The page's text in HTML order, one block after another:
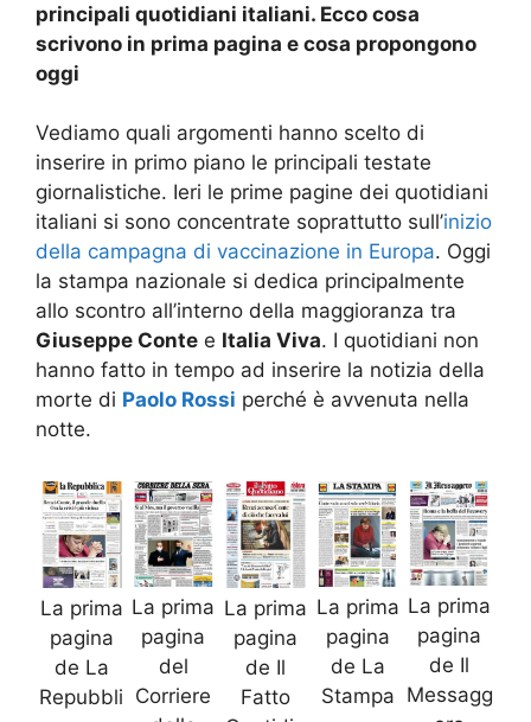
principali quotidiani italiani. Ecco cosa
scrivono in prima pagina e cosa propongono
oggi
Vediamo quali argomenti hanno scelto di
inserire in primo piano le principali testate
giornalistiche. Ieri le prime pagine dei quotidiani
italiani si sono concentrate soprattutto sull’inizio
della campagna di vaccinazione in Europa. Oggi
la stampa nazionale si dedica principalmente
allo scontro all’interno della maggioranza tra
Giuseppe Conte e Italia Viva. I quotidiani non
hanno fatto in tempo ad inserire la notizia della
morte di Paolo Rossi perché è avvenuta nella
notte.
La prima
pagina
de La
Repubbli
La prima
pagina
del
Corriere
La prima
pagina
de Il
Fatto
La prima
pagina
de La
Stampa
La prima
pagina
de Il
Messagg